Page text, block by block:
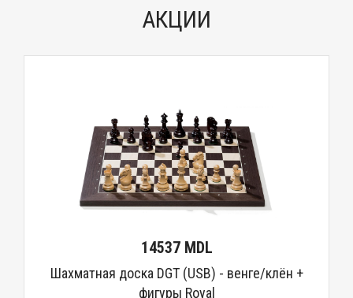
АКЦИИ
14537 MDL
Шахматная доска DGT (USB) - венге/клён +
фигуры Royal